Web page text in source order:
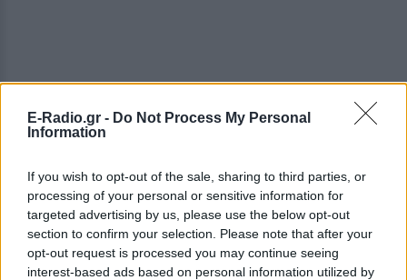
E-Radio.gr - Do Not Process My Personal
Information
If you wish to opt-out of the sale, sharing to third parties, or
processing of your personal or sensitive information for
targeted advertising by us, please use the below opt-out
section to confirm your selection. Please note that after your
opt-out request is processed you may continue seeing
interest-based ads based on personal information utilized by
ΔΕΙΤΕ ΕΠΙΣΗΣ
ΣΤΗΝ ΙΔΙΑ ΚΑΤΗΓΟΡΙΑ